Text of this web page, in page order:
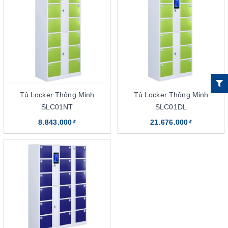
I. Cấu Trúc Và Thiết Kế Đẳng
Cấp Của Smart Locker Hòa Phát
The One
Tủ Locker Thông Minh
SLC01NT
8.843.000₫
Tủ Locker Thông Minh
SLC01DL
21.676.000₫